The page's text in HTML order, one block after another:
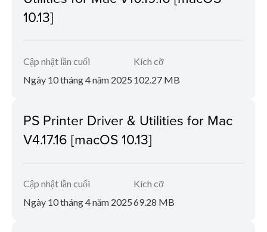
10.13]
Cập nhật lần cuối
Ngày 10 tháng 4 năm 2025
Kích cỡ
102.27 MB
PS Printer Driver & Utilities for Mac
V4.17.16 [macOS 10.13]
Cập nhật lần cuối
Ngày 10 tháng 4 năm 2025
Kích cỡ
69.28 MB